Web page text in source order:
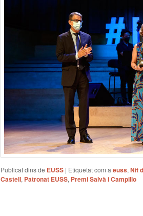
Publicat dins de EUSS | Etiquetat com a euss, Nit
Castell, Patronat EUSS, Premi Salvà i Campillo